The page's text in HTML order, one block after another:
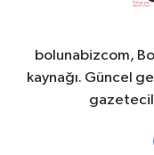
bolunabizcom,
kaynağı. Güncel